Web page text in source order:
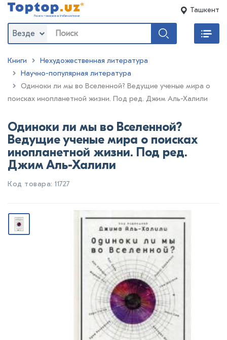
Ташкент
Везде
Книги
Нехудожественная литература
Научно-популярная литература
Одиноки ли мы во Вселенной? Ведущие ученые мира о
поисках инопланетной жизни. Под ред. Джим Аль-Халили
Одиноки ли мы во Вселенной?
Ведущие ученые мира о поисках
инопланетной жизни. Под ред.
Джим Аль-Халили
Код товара: 11727